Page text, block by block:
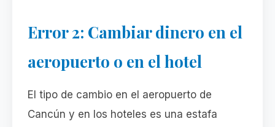
Error 2: Cambiar dinero en el
aeropuerto o en el hotel
El tipo de cambio en el aeropuerto de
Cancún y en los hoteles es una estafa